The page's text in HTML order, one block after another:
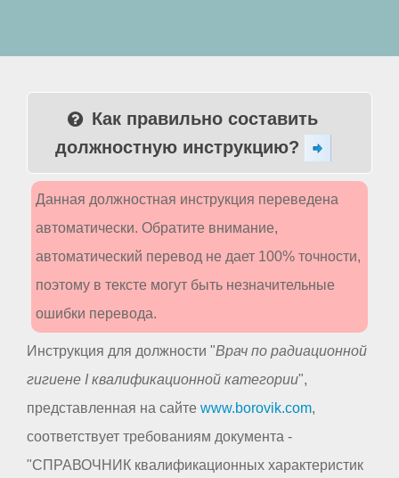
Как правильно составить
должностную инструкцию?
Данная должностная инструкция переведена
автоматически. Обратите внимание,
автоматический перевод не дает 100% точности,
поэтому в тексте могут быть незначительные
ошибки перевода.
Инструкция для должности "Врач по радиационной
гигиене I квалификационной категории",
представленная на сайте www.borovik.com,
соответствует требованиям документа -
"СПРАВОЧНИК квалификационных характеристик